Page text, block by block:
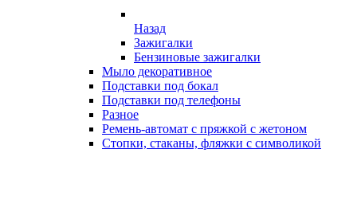
Назад
Зажигалки
Бензиновые зажигалки
Мыло декоративное
Подставки под бокал
Подставки под телефоны
Разное
Ремень-автомат с пряжкой с жетоном
Стопки, стаканы, фляжки с символикой